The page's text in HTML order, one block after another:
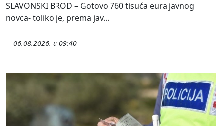
SLAVONSKI BROD – Gotovo 760 tisuća eura javnog
novca- toliko je, prema jav...
06.08.2026. u 09:40